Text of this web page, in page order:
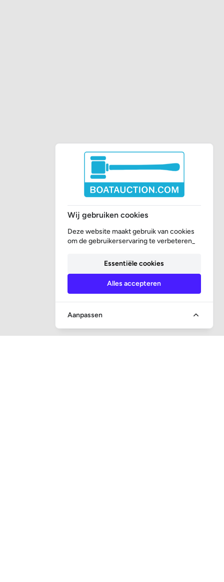
Wij gebruiken cookies
Deze website maakt gebruik van cookies
om de gebruikerservaring te verbeteren_
Essentiële cookies
Alles accepteren
Aanpassen